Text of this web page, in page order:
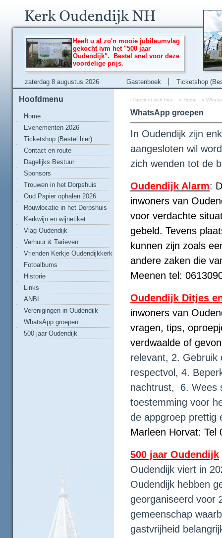
zaterdag 8 augustus 2026 Gastenboek Ticketshop
Heeft u al zo'n mooie jubileumvlag
gekocht ivm het "500 jaar
Oudendijk". Bestel snel voor deze
voordelige prijs.
Hoofdmenu
Home
Evenementen 2026
Ticketshop (Bestel hier)
Contact en route
Dagelijks Bestuur
Sponsors
Trouwen in het Dorpshuis
Oud Papier ophalen 2026
Rouwlocatie in het Dorpshuis
Kerkwijn en wijnetiket
Vlag Oudendijk
Verhuur & Tarieven
Vrienden Kerkje Oudendijkkerk
Fotoalbums
Historie
Links
ANBI
Verenigingen in Oudendijk
WhatsApp groepen
500 jaar Oudendijk
U bevindt zich hier: » Home »
WhatsApp groepen
In Oudendijk zijn
aangesloten wil
zich wenden tot de
Oudendijk Alarm:
inwoners van
voor verdachte
gebeld. Tevens
kunnen zijn zoals
andere zaken die
Meenen tel:
Oudendijk Ditjes
inwoners van
vragen, tips,
verdwaalde of
relevant, 2. Gebruik
respectvol, 4.
nachtrust, 6. Wees
toestemming voor
de appgroep prettig
Marleen Horvat: Tel
500 jaar Oudendijk
Oudendijk viert in
Oudendijk hebben
georganiseerd voor
gemeenschap
gastvrijheid